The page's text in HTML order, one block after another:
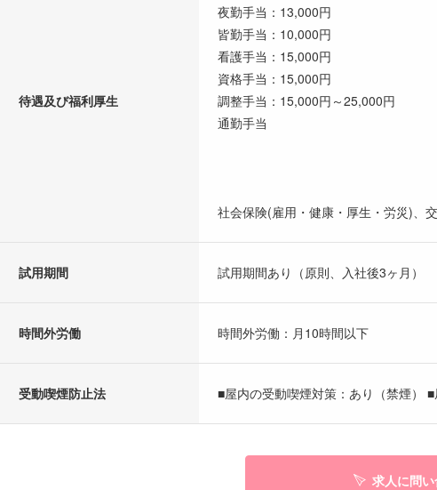
待遇及び福利厚生
夜勤手当：13,000円
皆勤手当：10,000円
看護手当：15,000円
資格手当：15,000円
調整手当：15,000円～25,000円
通勤手当
社会保険(雇用・健康・厚生・労災)、
試用期間 試用期間あり（原則、入社後3ヶ月）
時間外労働 時間外労働：月10時間以下
受動喫煙防止法 ■屋内の受動喫煙対策：あり（禁煙）
求人に問